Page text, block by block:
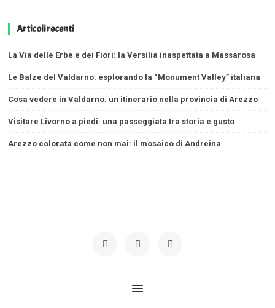
Articoli recenti
La Via delle Erbe e dei Fiori: la Versilia inaspettata a Massarosa
Le Balze del Valdarno: esplorando la “Monument Valley” italiana
Cosa vedere in Valdarno: un itinerario nella provincia di Arezzo
Visitare Livorno a piedi: una passeggiata tra storia e gusto
Arezzo colorata come non mai: il mosaico di Andreina